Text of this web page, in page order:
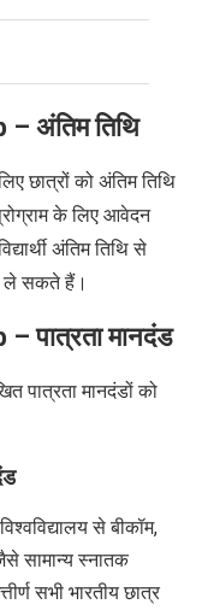
– अंतिम तिथि
छात्रों को अंतिम तिथि
के लिए आवेदन
अंतिम तिथि से
ले सकते हैं।
– पात्रता मानदंड
पात्रता मानदंडों को
से बीकॉम,
सामान्य स्नातक
सभी भारतीय छात्र